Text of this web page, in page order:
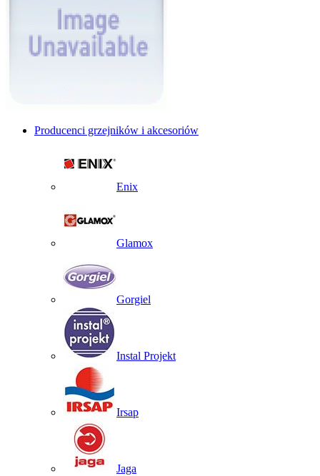
Producenci grzejników i akcesoriów
Enix
Glamox
Gorgiel
Instal Projekt
Irsap
Jaga